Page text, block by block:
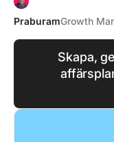
PraburamGrowth
Skapa,